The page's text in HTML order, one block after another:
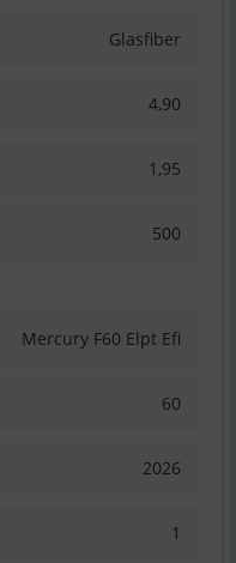
Glasfiber
4,90
1,95
500
Mercury F60 Elpt Efi
60
2026
1